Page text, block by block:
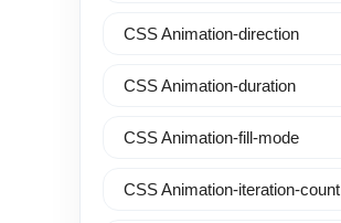
CSS Animation-direction
CSS Animation-duration
CSS Animation-fill-mode
CSS Animation-iteration-count